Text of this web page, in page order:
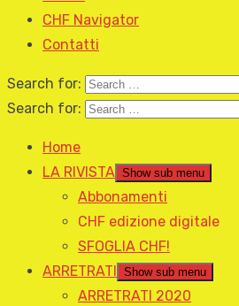
CHF Navigator
Contatti
Search for:
Search for:
Home
LA RIVISTA Show sub menu
Abbonamenti
CHF edizione digitale
SFOGLIA CHF!
ARRETRATI
Show sub menu
ARRETRATI 2020